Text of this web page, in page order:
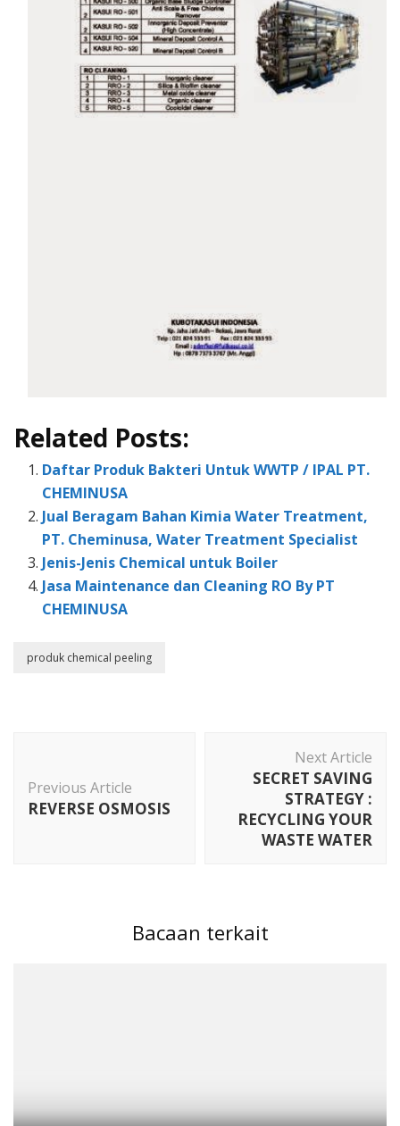
Related Posts:
Daftar Produk Bakteri Untuk WWTP / IPAL PT.
CHEMINUSA
Jual Beragam Bahan Kimia Water Treatment,
PT. Cheminusa, Water Treatment Specialist
Jenis-Jenis Chemical untuk Boiler
Jasa Maintenance dan Cleaning RO By PT
CHEMINUSA
produk chemical peeling
Previous Article
REVERSE OSMOSIS
Next Article
SECRET SAVING
STRATEGY :
RECYCLING YOUR
WASTE WATER
Bacaan terkait